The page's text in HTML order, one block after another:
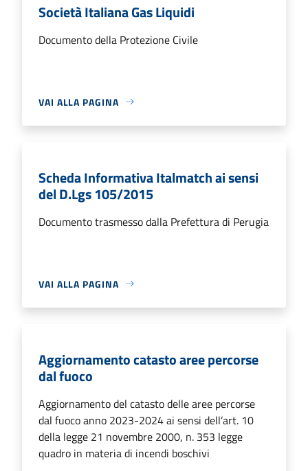
Società Italiana Gas Liquidi
Documento della Protezione Civile
VAI ALLA PAGINA
Scheda Informativa Italmatch ai sensi
del D.Lgs 105/2015
Documento trasmesso dalla Prefettura di Perugia
VAI ALLA PAGINA
Aggiornamento catasto aree percorse
dal fuoco
Aggiornamento del catasto delle aree percorse
dal fuoco anno 2023-2024 ai sensi dell’art. 10
della legge 21 novembre 2000, n. 353 legge
quadro in materia di incendi boschivi